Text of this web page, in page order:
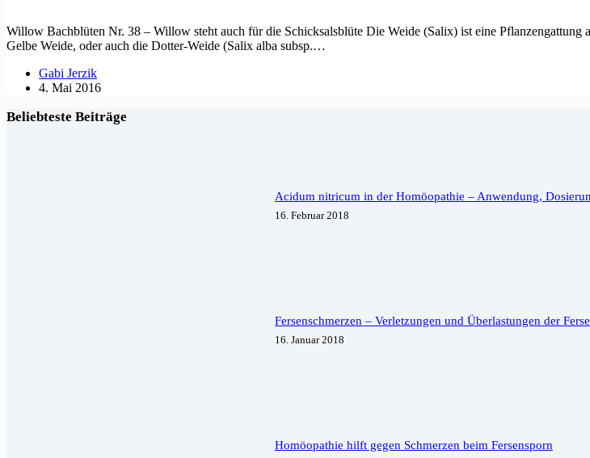
Willow Bachblüten Nr. 38 – Willow steht auch für die Schicksalsblüte Die Weide (Salix) ist eine Pflanzengattung
Gelbe Weide, oder auch die Dotter-Weide (Salix alba subsp.…
Gabi Jerzik
4. Mai 2016
Beliebteste Beiträge
Acidum nitricum in der Homöopathie – Anwendung,
16. Februar 2018
Fersenschmerzen – Verletzungen und Überlastungen der Ferse
16. Januar 2018
Homöopathie hilft gegen Schmerzen beim Fersensporn